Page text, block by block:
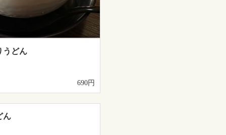
うどん
690円
ん